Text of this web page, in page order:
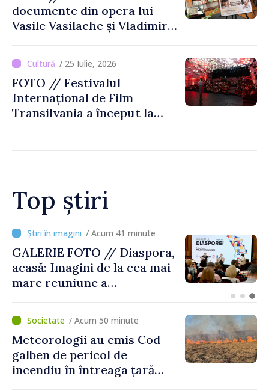
documente din opera lui
Vasile Vasilache și Vladimir
Biblioteca Națională
/ 25 Iulie, 2026
FOTO // Festivalul
Internațional de Film
Transilvania a început la
Top știri
/ Acum 13 minute
Premierul Vasile Tofan, la
Forumul Diasporei: „Trebuie
să îmbunătățim viața
motoarele economiei”
/ Acum 50 minute
Meteorologii au emis Cod
galben de pericol de
incendiu în întreaga țară